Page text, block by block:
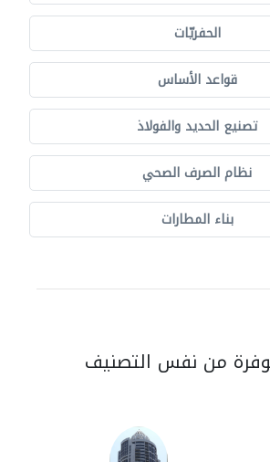
الحفريّات
قواعد الأساس
تصنيع الحديد والفولاذ
نظام الصرف الصحي
بناء المطارات
من نفس التصنيف